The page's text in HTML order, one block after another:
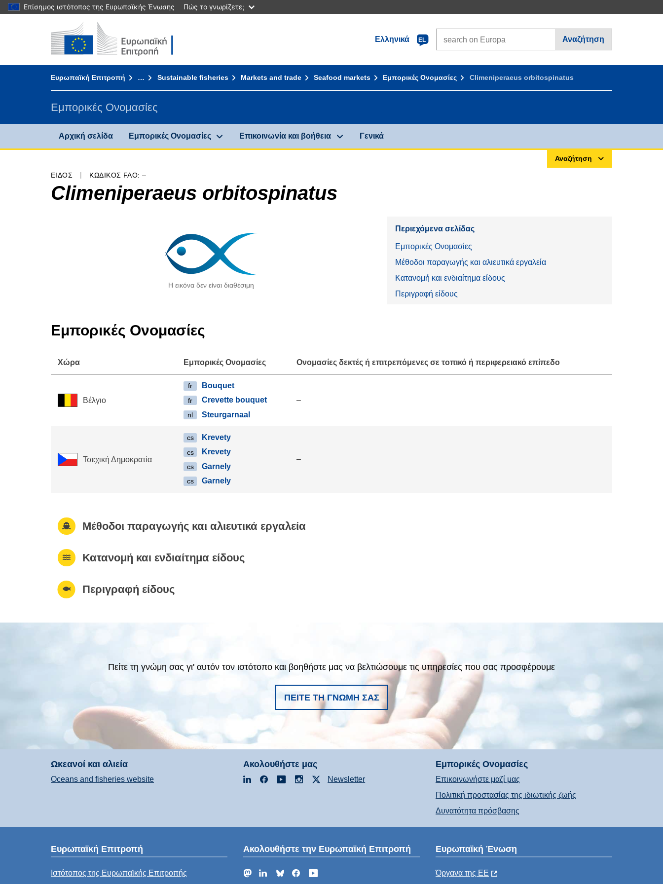
Επίσημος ιστότοπος της Ευρωπαϊκής Ένωσης Πώς το γνωρίζετε;
Πηγαίνετε στο περιεχόμενο
Αρχική σελίδα - Ευρωπαϊκή Επιτροπή
Ελληνικά
EL Αναζήτηση
Ευρωπαϊκή Επιτροπή … Sustainable fisheries Markets and trade Seafood markets Εμπορικές Ονομασίες Climeniperaeus orbitospinatus
Εμπορικές Ονομασίες
Αρχική σελίδα Εμπορικές Ονομασίες Επικοινωνία και βοήθεια Γενικά
Αναζήτηση
ΕΊΔΟΣ ΚΩΔΙΚΌΣ FAO: –
Climeniperaeus orbitospinatus
Η εικόνα δεν είναι διαθέσιμη
Περιεχόμενα σελίδας
Εμπορικές Ονομασίες
Μέθοδοι παραγωγής και αλιευτικά εργαλεία
Κατανομή και ενδιαίτημα είδους
Περιγραφή είδους
Εμπορικές Ονομασίες
Χώρα Εμπορικές Ονομασίες Ονομασίες δεκτές ή επιτρεπόμενες σε τοπικό ή περιφερειακό επίπεδο
Βέλγιο
fr Bouquet
fr Crevette bouquet
nl Steurgarnaal
–
Τσεχική Δημοκρατία
cs Krevety
cs Krevety
cs Garnely
cs Garnely
–
Μέθοδοι παραγωγής και αλιευτικά εργαλεία
Κατανομή και ενδιαίτημα είδους
Περιγραφή είδους
Πείτε τη γνώμη σας γι' αυτόν τον ιστότοπο και βοηθήστε μας να βελτιώσουμε τις υπηρεσίες που σας προσφέρουμε
ΠΕΊΤΕ ΤΗ ΓΝΏΜΗ ΣΑΣ
Ωκεανοί και αλιεία
Oceans and fisheries website
Ακολουθήστε μας
LinkedInFacebookYouTubeInstagramNewsletter
Εμπορικές Ονομασίες
Επικοινωνήστε μαζί μας
Πολιτική προστασίας της ιδιωτικής ζωής
Δυνατότητα πρόσβασης
Ευρωπαϊκή Επιτροπή
Ιστότοπος της Ευρωπαϊκής Επιτροπής
Ακολουθήστε την Ευρωπαϊκή Επιτροπή
MastodonLinkedInBlueskyFacebook
Ευρωπαϊκή Ένωση
Όργανα της ΕΕ